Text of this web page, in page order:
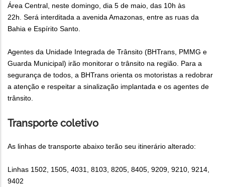
Área Central, neste domingo, dia 5 de maio, das 10h às
22h. Será interditada a avenida Amazonas, entre as ruas da
Bahia e Espírito Santo.
Agentes da Unidade Integrada de Trânsito (BHTrans, PMMG e
Guarda Municipal) irão monitorar o trânsito na região. Para a
segurança de todos, a BHTrans orienta os motoristas a redobrar
a atenção e respeitar a sinalização implantada e os agentes de
trânsito.
Transporte coletivo
As linhas de transporte abaixo terão seu itinerário alterado:
Linhas 1502, 1505, 4031, 8103, 8205, 8405, 9209, 9210, 9214,
9402